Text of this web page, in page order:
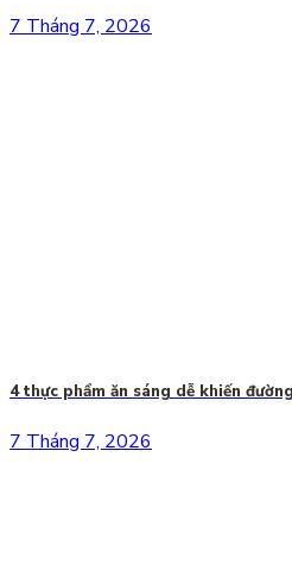
7 Tháng 7, 2026
4 thực phẩm ăn sáng dễ khiến
7 Tháng 7, 2026